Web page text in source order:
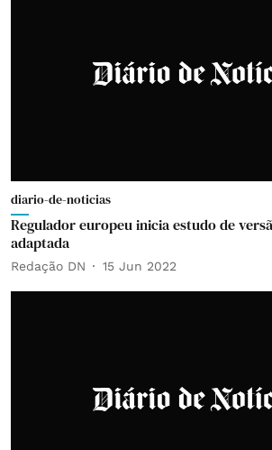
diario-de-noticias
Regulador europeu inicia estudo de
adaptada
Redação DN 15 Jun 2022